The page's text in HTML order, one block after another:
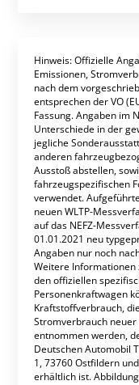
Hinweis: Offizielle
Emissionen,
nach dem
entsprechen der VO
Fassung. Angaben im
Unterschiede in der
jegliche
anderen
Ausstoß abstellen,
fahrzeugspezifischen
verwendet.
neuen WLTP-
auf das NEFZ-
01.01.2021 neu
Angaben nur noch
Weitere
den offiziellen
Personenkraftwagen
Kraftstoffverbrauch,
Stromverbrauch
entnommen werden,
Deutschen Automobil
1, 73760 Ostfildern
erhältlich ist.